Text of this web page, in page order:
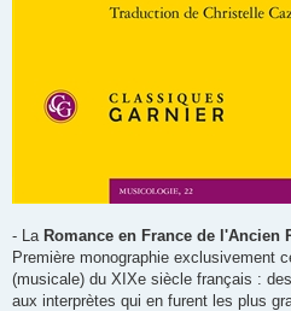
- La Romance en France de l'Ancien
Première monographie exclusivement
(musicale) du XIXe siècle français :
aux interprètes qui en furent les plus